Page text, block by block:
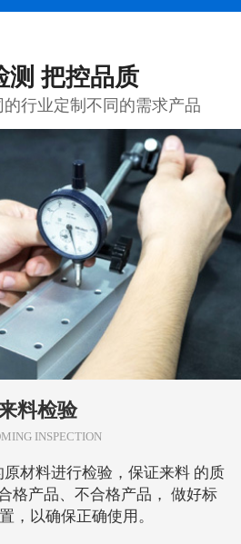
、工位脏乱等问题。...
测 把控品质
行业定制不同的需求产品
料检验
INSPECTION
材料进行检验，保证来料 的质
格产品、不合格产品， 做好标
，以确保正确使用。